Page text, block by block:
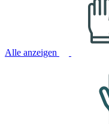
Alle anzeigen